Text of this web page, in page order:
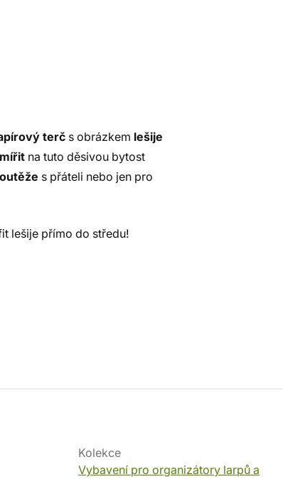
terč s obrázkem lešije
na tuto děsivou bytost
s přáteli nebo jen pro
lešije přímo do středu!
Kolekce
Vybavení pro organizátory larpů a